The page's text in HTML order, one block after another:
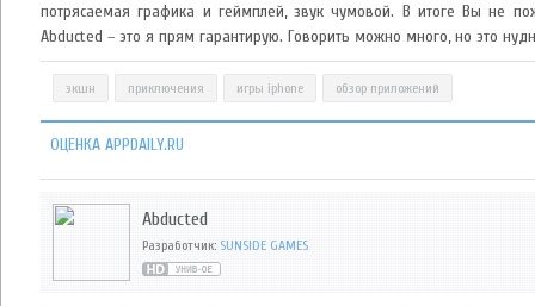
потрясаемая графика и геймплей, звук чумовой. В итоге Вы не
Abducted – это я прям гарантирую. Говорить можно много, но это
экшн приключения игры iphone обзор приложений
ОЦЕНКА APPDAILY.RU
Abducted
Разработчик: SUNSIDE GAMES